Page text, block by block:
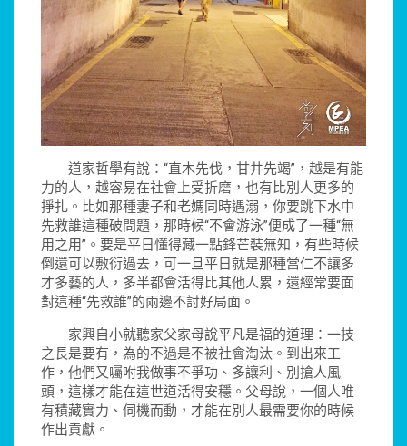
道家哲學有說：“直木先伐，甘井先竭”，越是有能
力的人，越容易在社會上受折磨，也有比別人更多的
掙扎。比如那種妻子和老媽同時遇溺，你要跳下水中
先救誰這種破問題，那時候“不會游泳”便成了一種“無
用之用”。要是平日懂得藏一點鋒芒裝無知，有些時候
倒還可以敷衍過去，可一旦平日就是那種當仁不讓多
才多藝的人，多半都會活得比其他人累，還經常要面
對這種“先救誰”的兩邊不討好局面。
家興自小就聽家父家母說平凡是福的道理：一技
之長是要有，為的不過是不被社會淘汰。到出來工
作，他們又囑咐我做事不爭功、多讓利、別搶人風
頭，這樣才能在這世道活得安穩。父母說，一個人唯
有積藏實力、伺機而動，才能在別人最需要你的時候
作出貢獻。